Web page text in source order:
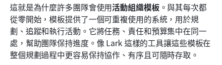
這就是為什麼許多團隊會使用活動組織模板。與其每次都
從零開始，模板提供了一個可重複使用的系統，用於規
劃、追蹤和執行活動。它將任務、責任和預算集中在同一
處，幫助團隊保持進度。像 Lark 這樣的工具讓這些模板在
整個規劃過程中更容易保持協作、有序且可隨時存取。
結論
常見問題
相關閱讀